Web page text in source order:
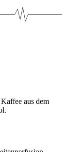
aus dem